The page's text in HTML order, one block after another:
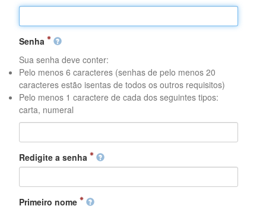
Senha
Sua senha deve conter:
Pelo menos 6 caracteres (senhas de pelo menos 20
caracteres estão isentas de todos os outros requisitos)
Pelo menos 1 caractere de cada dos seguintes tipos:
carta, numeral
Redigite a senha
Primeiro nome